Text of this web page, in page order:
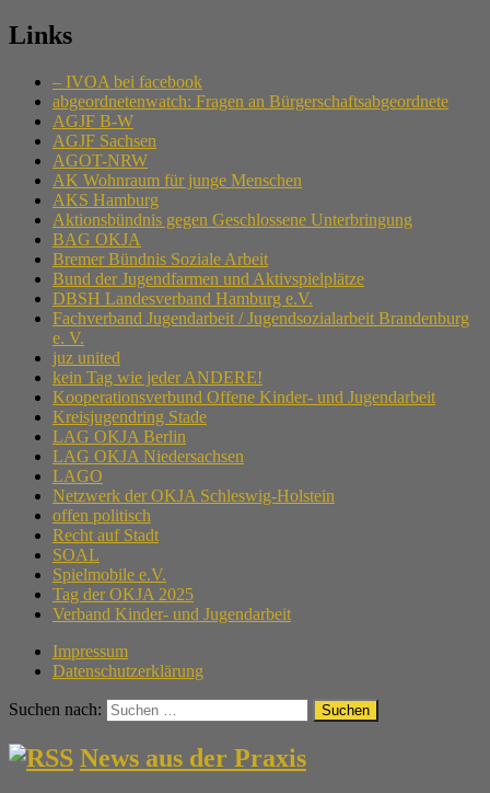
Links
– IVOA bei facebook
abgeordnetenwatch: Fragen an Bürgerschaftsabgeordnete
AGJF B-W
AGJF Sachsen
AGOT-NRW
AK Wohnraum für junge Menschen
AKS Hamburg
Aktionsbündnis gegen Geschlossene Unterbringung
BAG OKJA
Bremer Bündnis Soziale Arbeit
Bund der Jugendfarmen und Aktivspielplätze
DBSH Landesverband Hamburg e.V.
Fachverband Jugendarbeit / Jugendsozialarbeit Brandenburg
e. V.
juz united
kein Tag wie jeder ANDERE!
Kooperationsverbund Offene Kinder- und Jugendarbeit
Kreisjugendring Stade
LAG OKJA Berlin
LAG OKJA Niedersachsen
LAGO
Netzwerk der OKJA Schleswig-Holstein
offen politisch
Recht auf Stadt
SOAL
Spielmobile e.V.
Tag der OKJA 2025
Verband Kinder- und Jugendarbeit
Impressum
Datenschutzerklärung
Suchen nach:
News aus der Praxis